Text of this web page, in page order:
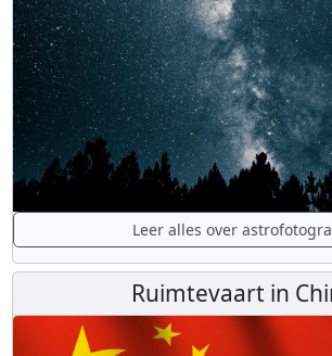
Leer alles over
Ruimtevaart in